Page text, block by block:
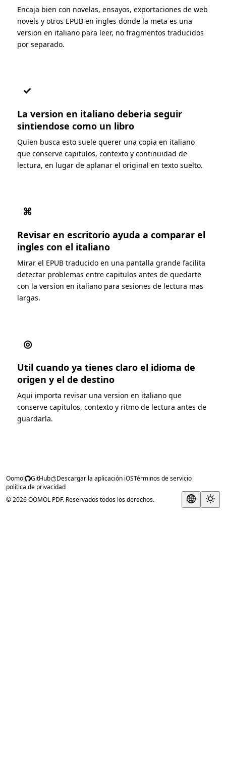
Encaja bien con novelas, ensayos, exportaciones de web
novels y otros EPUB en ingles donde la meta es una
version en italiano para leer, no fragmentos traducidos
por separado.
✓
La version en italiano deberia seguir
sintiendose como un libro
Quien busca esto suele querer una copia en italiano
que conserve capitulos, contexto y continuidad de
lectura, en lugar de aplanar el original en texto suelto.
⌘
Revisar en escritorio ayuda a comparar el
ingles con el italiano
Mirar el EPUB traducido en una pantalla grande facilita
detectar problemas entre capitulos antes de quedarte
con la version en italiano para sesiones de lectura mas
largas.
◎
Util cuando ya tienes claro el idioma de
origen y el de destino
Aqui importa revisar una version en italiano que
conserve capitulos, contexto y ritmo de lectura antes de
guardarla.
Oomol GitHub Descargar la aplicación iOSTérminos de servicio
política de privacidad
© 2026 OOMOL PDF. Reservados todos los derechos.